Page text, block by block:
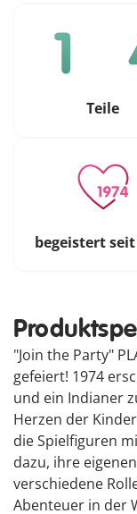
Teile
begeistert seit
"Join the Party"
gefeiert! 1974
und ein Indianer
Herzen der
die Spielfiguren
dazu, ihre
verschiedene
Abenteuer in der